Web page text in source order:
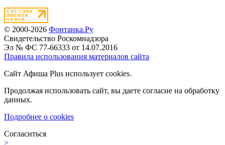
© 2000-2026 Фонтанка.Ру
Свидетельство Роскомнадзора
Эл № ФС 77-66333 от 14.07.2016
Правила использования материалов сайта
Сайт Афиша Plus использует cookies.
Продолжая использовать сайт, вы даете согласие на обработку
данных.
Подробнее о cookies
Согласиться
>